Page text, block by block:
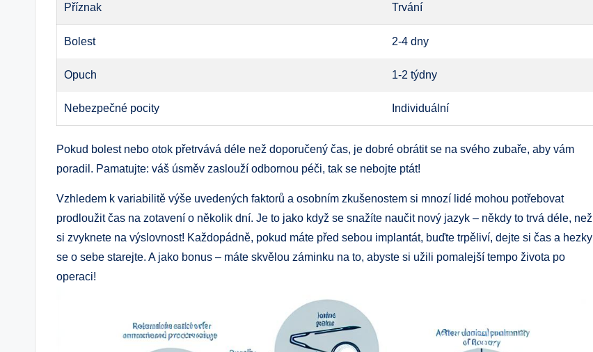
Příznak Trvání
Bolest 2-4 dny
Opuch 1-2 týdny
Nebezpečné pocity Individuální
Pokud bolest nebo otok přetrvává déle než doporučený čas, je dobré obrátit se na svého zubaře, aby vám
poradil. Pamatujte: váš úsměv zaslouží odbornou péči, tak se nebojte ptát!
Vzhledem k variabilitě výše uvedených faktorů a osobním zkušenostem si mnozí lidé mohou potřebovat
prodloužit čas na zotavení o několik dní. Je to jako když se snažíte naučit nový jazyk – někdy to trvá déle, než
si zvyknete na výslovnost! Každopádně, pokud máte před sebou implantát, buďte trpěliví, dejte si čas a hezky
se o sebe starejte. A jako bonus – máte skvělou záminku na to, abyste si užili pomalejší tempo života po
operaci!